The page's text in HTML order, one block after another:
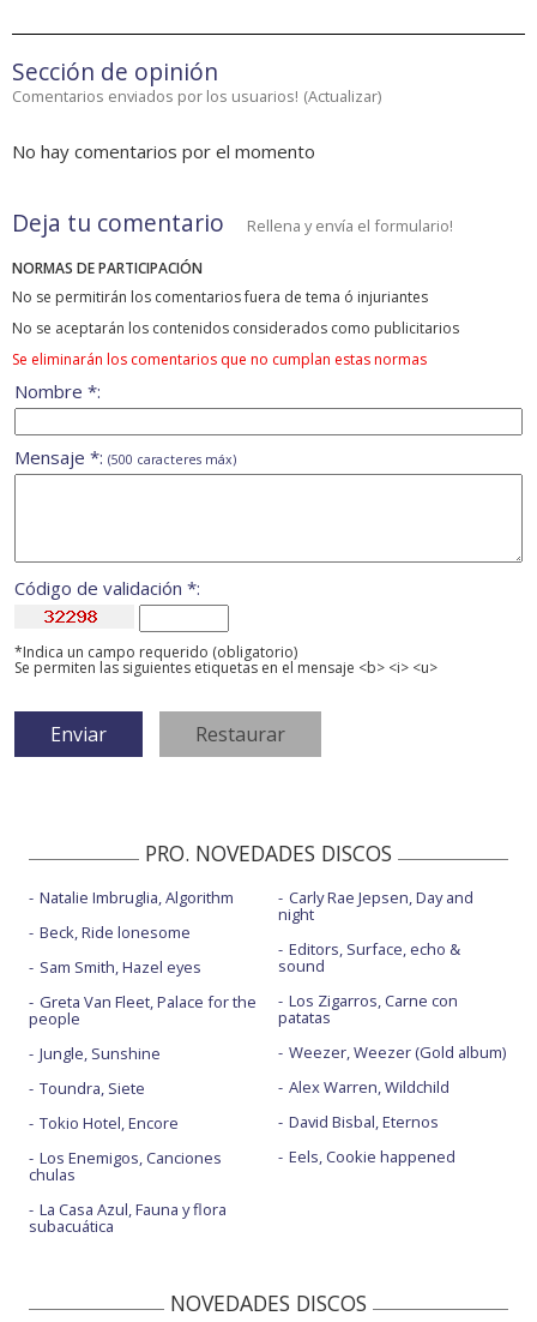
Sección de opinión
Comentarios enviados por los usuarios! (Actualizar)
No hay comentarios por el momento
Deja tu comentario Rellena y envía el formulario!
NORMAS DE PARTICIPACIÓN
No se permitirán los comentarios fuera de tema ó injuriantes
No se aceptarán los contenidos considerados como publicitarios
Se eliminarán los comentarios que no cumplan estas normas
Nombre *:
Mensaje *: (500 caracteres máx)
Código de validación *:
*Indica un campo requerido (obligatorio)
Se permiten las siguientes etiquetas en el mensaje <b> <i> <u>
PRO. NOVEDADES DISCOS
Natalie Imbruglia, Algorithm
Beck, Ride lonesome
Sam Smith, Hazel eyes
Greta Van Fleet, Palace for the
people
Jungle, Sunshine
Toundra, Siete
Tokio Hotel, Encore
Los Enemigos, Canciones
chulas
La Casa Azul, Fauna y flora
subacuática
Carly Rae Jepsen, Day and
night
Editors, Surface, echo &
sound
Los Zigarros, Carne con
patatas
Weezer, Weezer (Gold album)
Alex Warren, Wildchild
David Bisbal, Eternos
Eels, Cookie happened
NOVEDADES DISCOS